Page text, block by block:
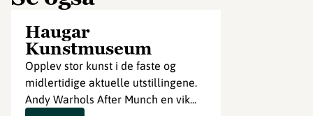
Haugar
Kunstmuseum
Opplev stor kunst i de faste og
midlertidige aktuelle utstillingene.
Andy Warhols After Munch en vik...